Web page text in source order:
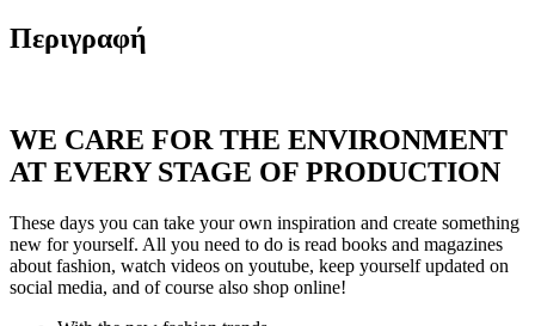
Περιγραφή
WE CARE FOR THE ENVIRONMENT
AT EVERY STAGE OF PRODUCTION
These days you can take your own inspiration and create something
new for yourself. All you need to do is read books and magazines
about fashion, watch videos on youtube, keep yourself updated on
social media, and of course also shop online!